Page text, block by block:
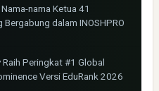
nama Ketua 41
dalam INOSHPRO
Peringkat #1 Global
Versi EduRank 2026